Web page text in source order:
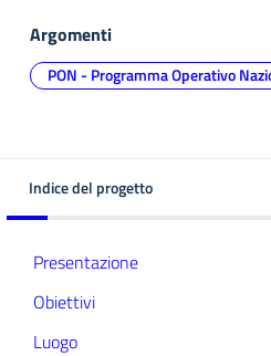
Argomenti
PON - Programma Operativo
Indice del progetto
Presentazione
Obiettivi
Luogo